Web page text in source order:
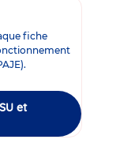
fiche
et